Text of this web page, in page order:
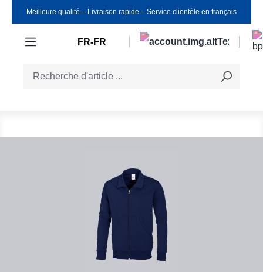
Passer au contenu principal
Meilleure qualité ‒ Livraison rapide ‒ Service clientèle en français
FR-FR